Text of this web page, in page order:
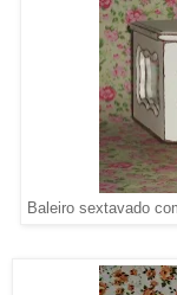
Baleiro sextavado